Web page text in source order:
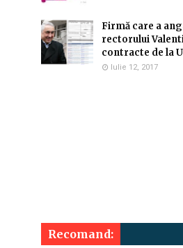
Firmă care a
rectorului
contracte de la
Iulie 12, 2017
Recomand: